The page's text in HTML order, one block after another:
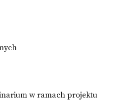
w ramach projektu